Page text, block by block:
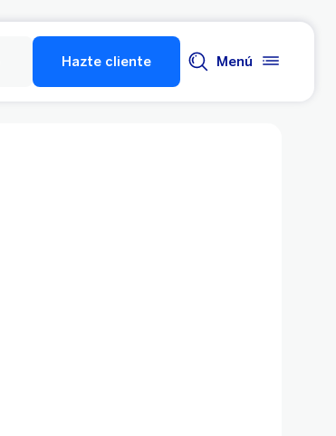
Hazte cliente Menú